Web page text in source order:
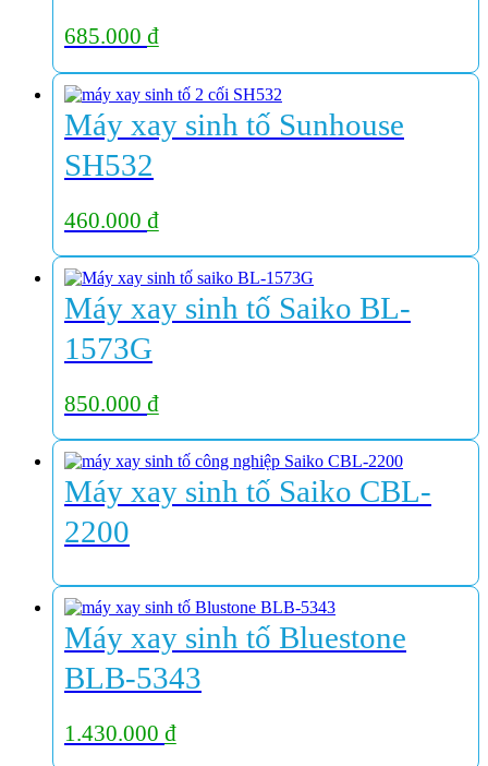
685.000 ₫
Máy xay sinh tố Sunhouse
SH532
460.000 ₫
Máy xay sinh tố Saiko BL-
1573G
850.000 ₫
Máy xay sinh tố Saiko CBL-
2200
Máy xay sinh tố Bluestone
BLB-5343
1.430.000 ₫